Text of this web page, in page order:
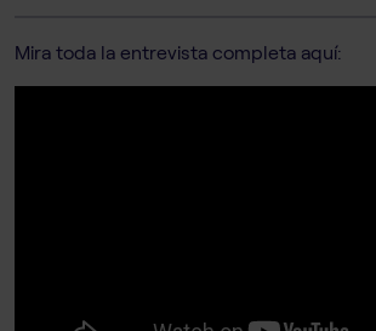
Mira toda la entrevista completa aquí: